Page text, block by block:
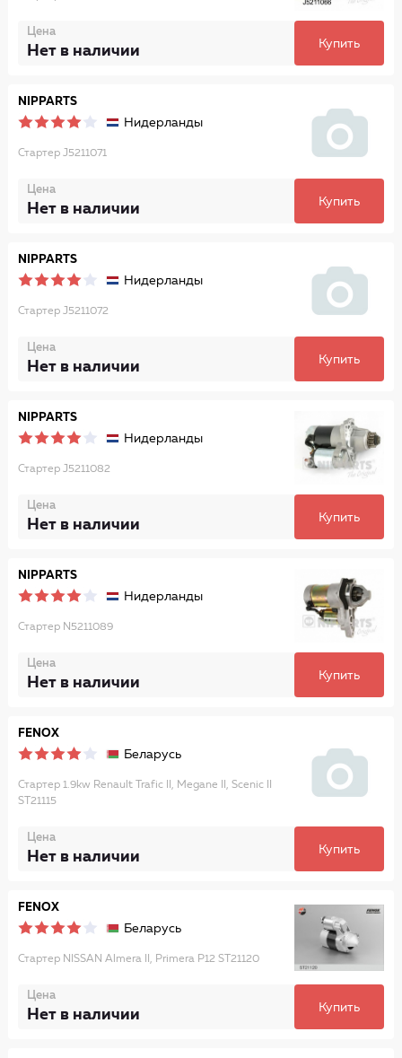
Цена
Нет в наличии Купить
NIPPARTS
Нидерланды
Стартер J5211071
Цена
Нет в наличии Купить
NIPPARTS
Нидерланды
Стартер J5211072
Цена
Нет в наличии Купить
NIPPARTS
Нидерланды
Стартер J5211082
Цена
Нет в наличии Купить
NIPPARTS
Нидерланды
Стартер N5211089
Цена
Нет в наличии Купить
FENOX
Беларусь
Стартер 1.9kw Renault Trafic II, Megane II, Scenic II
ST21115
Цена
Нет в наличии Купить
FENOX
Беларусь
Стартер NISSAN Almera II, Primera P12 ST21120
Цена
Нет в наличии Купить